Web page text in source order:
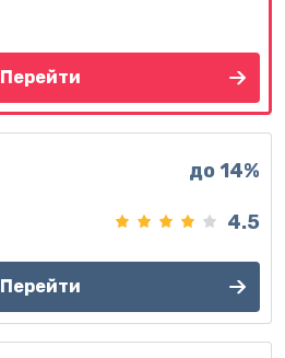
Перейти
до 14%
4.5
Перейти